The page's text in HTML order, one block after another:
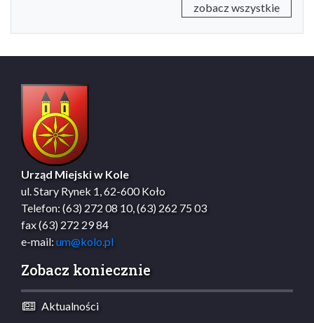
zobacz wszystkie
Urząd Miejski w Kole
ul. Stary Rynek 1, 62-600 Koło
Telefon: (63) 272 08 10, (63) 262 75 03
fax (63) 272 29 84
e-mail: um@kolo.pl
Zobacz koniecznie
Aktualności